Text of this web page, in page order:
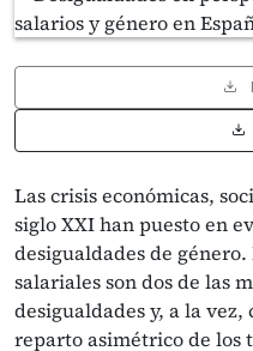
Las crisis económicas,
siglo XXI han puesto en
desigualdades de
salariales son dos de las
desigualdades y, a la vez,
reparto asimétrico de los